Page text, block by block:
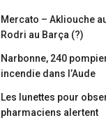
Mercato – Akliouche
Rodri au Barça (?)
Narbonne, 240
incendie dans l’Aude
Les lunettes pour
pharmaciens alertent